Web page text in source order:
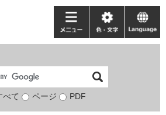
検
べて ページ PDF
メ
ニ
ー
色・
文
language